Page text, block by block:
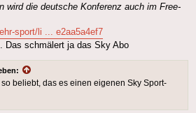
wird die deutsche Konferenz auch im Free-
sport/li ... e2aa5a4ef7
Das schmälert ja das Sky Abo
beliebt, das es einen eigenen Sky Sport-